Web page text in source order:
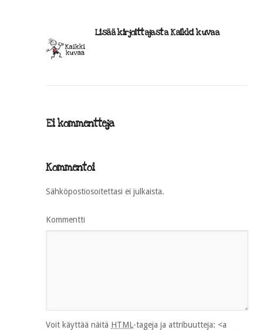
Lisää kirjoittajasta Kaikki kuvaa
Ei kommentteja
Kommentoi
Sähköpostiosoitettasi ei julkaista.
Kommentti
Voit käyttää näitä HTML-tageja ja attribuutteja: <a